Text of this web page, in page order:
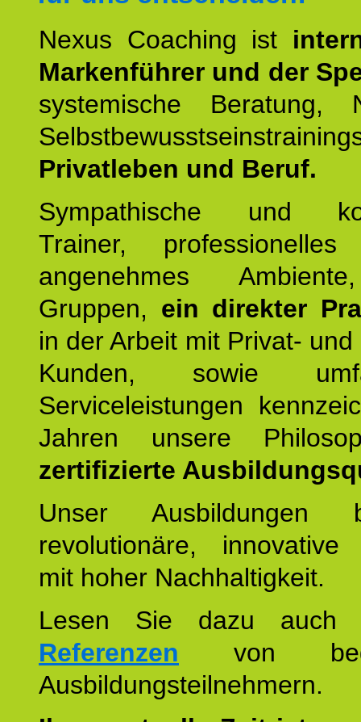
Nexus Coaching ist
Markenführer und der
systemische Beratung,
Privatleben und Beruf.
Sympathische und
Trainer, professionelles
angenehmes
Gruppen, ein direkter
in der Arbeit mit Privat-
Kunden, sowie
Serviceleistungen
Jahren unsere
zertifizierte
Unser Ausbildungen
revolutionäre, innovative
mit hoher Nachhaltigkeit.
Lesen Sie dazu
Referenzen von
Ausbildungsteilnehmern.